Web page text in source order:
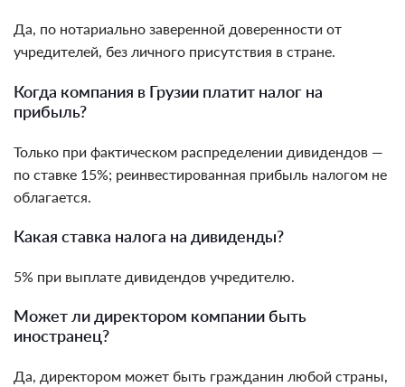
Да, по нотариально заверенной доверенности от
учредителей, без личного присутствия в стране.
Когда компания в Грузии платит налог на
прибыль?
Только при фактическом распределении дивидендов —
по ставке 15%; реинвестированная прибыль налогом не
облагается.
Какая ставка налога на дивиденды?
5% при выплате дивидендов учредителю.
Может ли директором компании быть
иностранец?
Да, директором может быть гражданин любой страны,